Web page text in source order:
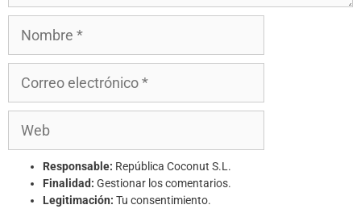
Responsable: República Coconut S.L.
Finalidad:Gestionar los comentarios.
Legitimación: Tu consentimiento.